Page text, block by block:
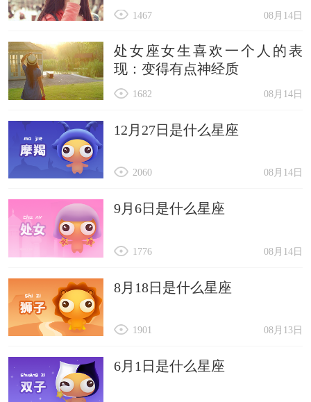
08月14日
1467
处女座女生喜欢一个人的表
现：变得有点神经质
08月14日
1682
12月27日是什么星座
08月14日
2060
9月6日是什么星座
08月14日
1776
8月18日是什么星座
08月13日
1901
6月1日是什么星座